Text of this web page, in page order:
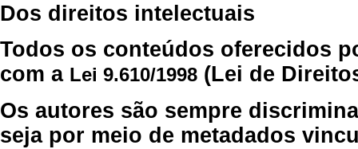
Dos direitos intelectuais
Todos os conteúdos oferecidos
com a Lei 9.610/1998 (Lei de
Os autores são sempre
seja por meio de metadados